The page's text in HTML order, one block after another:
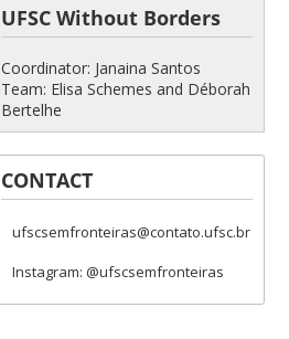
UFSC Without Borders
Coordinator: Janaina Santos
Team: Elisa Schemes and Déborah
Bertelhe
CONTACT
ufscsemfronteiras@contato.ufsc.br
Instagram: @ufscsemfronteiras